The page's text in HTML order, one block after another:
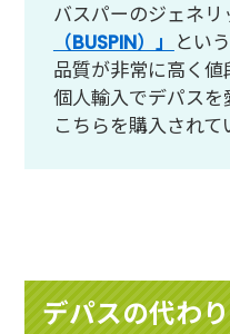
バスパーのジェネ
（BUSPIN）」 とい
品質が非常に高く値
個人輸入でデパス
こちらを購入されて
デパスの代わ